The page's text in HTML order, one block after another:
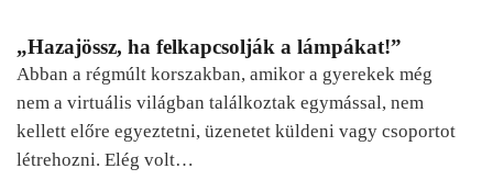
„Hazajössz, ha felkapcsolják a lámpákat!”
Abban a régmúlt korszakban, amikor a gyerekek még
nem a virtuális világban találkoztak egymással, nem
kellett előre egyeztetni, üzenetet küldeni vagy csoportot
létrehozni. Elég volt…